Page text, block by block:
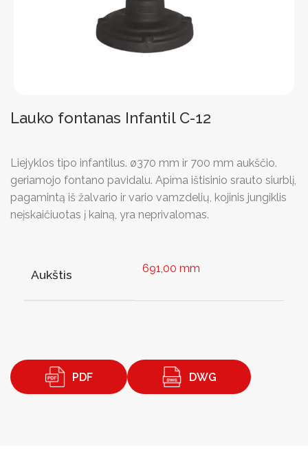
Lauko fontanas Infantil C-12
Liejyklos tipo infantilus. ø370 mm ir 700 mm aukščio.
geriamojo fontano pavidalu. Apima ištisinio srauto siurblį,
pagamintą iš žalvario ir vario vamzdelių, kojinis jungiklis
neįskaičiuotas į kainą, yra neprivalomas.
Aukštis 691,00 mm
PDF DWG